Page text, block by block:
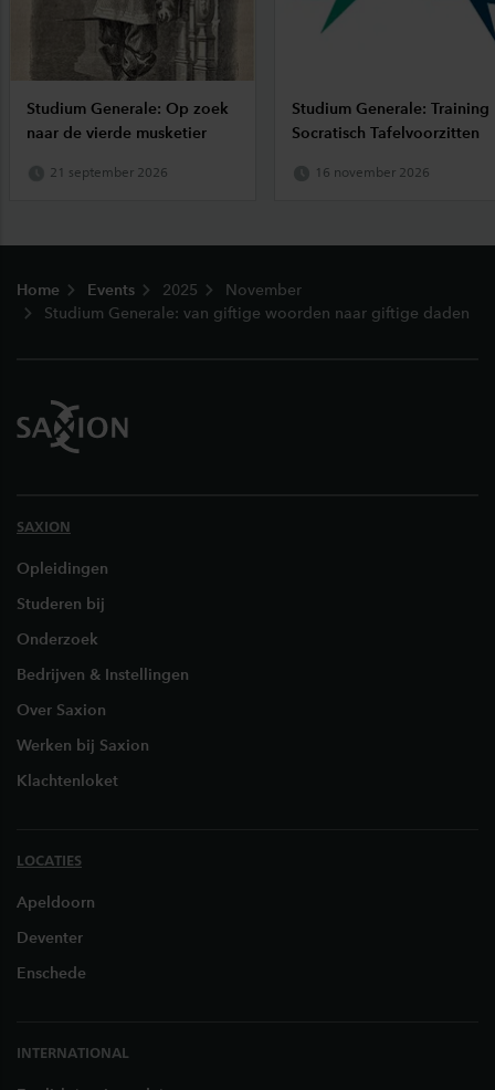
Studium Generale: Op zoek
naar de vierde musketier
21 september 2026
Studium Generale: Training
Socratisch Tafelvoorzitten
16 november 2026
Home Events 2025
November
Studium Generale: van giftige woorden naar giftige daden
SAXION
Opleidingen
Studeren bij
Onderzoek
Bedrijven & Instellingen
Over Saxion
Werken bij Saxion
Klachtenloket
LOCATIES
Apeldoorn
Deventer
Enschede
INTERNATIONAL